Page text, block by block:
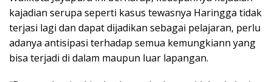
kajadian serupa seperti kasus tewasnya Haringga tidak
terjasi lagi dan dapat dijadikan sebagai pelajaran, perlu
adanya antisipasi terhadap semua kemungkiann yang
bisa terjadi di dalam maupun luar lapangan.